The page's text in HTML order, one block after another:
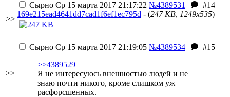
>>
Сырно Ср 15 марта 2017 21:17:22 №4389531
#14
169e215ead4641dd7cad1f6ef1ec795d - (247 KB, 1249x535)
>>
Сырно Ср 15 марта 2017 21:19:05 №4389534
#15
>>4389529
Я не интересуюсь внешностью людей и не
знаю почти никого, кроме слишком уж
расфорсшенных.